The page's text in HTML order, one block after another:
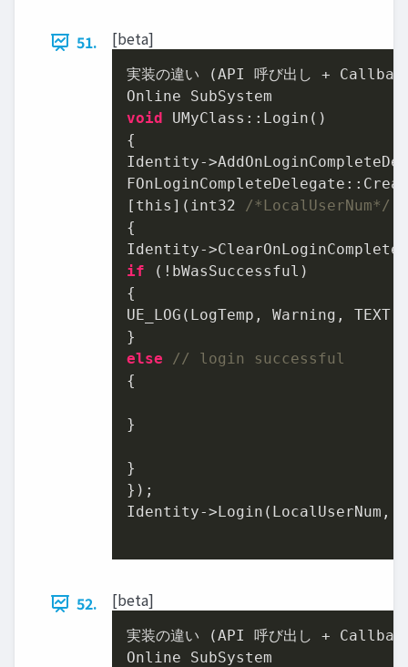
51. [beta]
実装の違い (API 呼び出し +
void
UMyClass::Login()
{
Identity-
[this](int32 /*LocalUserNum*/
{
if (!bWasSuccessful)
{
UE_LOG(LogTemp, Warning, TEXT(
else
// login successful
{
}
}
});
Identity->Login(LocalUserNum,
52. [beta]
実装の違い (API 呼び出し +